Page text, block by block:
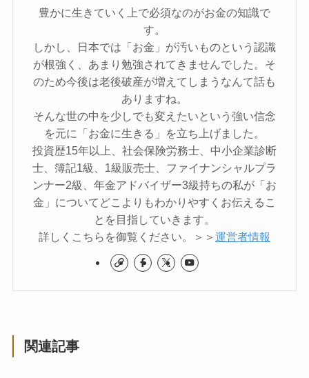
豊かに生きていく上で必須なのがお金の知識で
す。
しかし、日本では「お金」が汚いものという認識
が根強く、あまり勉強されてきませんでした。そ
のため今後は老後破産が増えてしまうなんて話も
ありますね。
そんな世の中を少しでも変えたいという強い信念
を元に「お金に生きる」を立ち上げました。
投資歴15年以上、社会保険労務士、中小企業診断
士、簿記1級、1級販売士、ファイナンシャルプラ
ンナー2級、年金アドバイザー3級持ちの私が「お
金」についてどこよりもわかりやすくお伝えるこ
とを目指していきます。
詳しくこちらを御覧ください。＞＞ 運営者情報
関連記事